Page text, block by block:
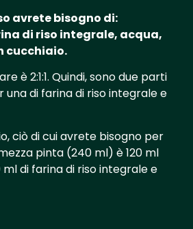
avrete bisogno di:
di riso integrale, acqua,
cucchiaio.
è 2:1:1. Quindi, sono due parti
una di farina di riso integrale e
ciò di cui avrete bisogno per
pinta (240 ml) è 120 ml
di farina di riso integrale e